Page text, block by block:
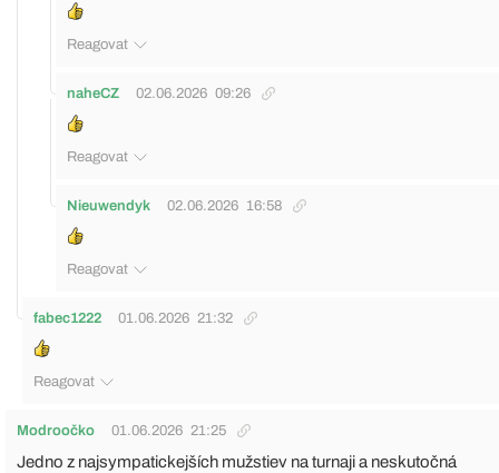
Reagovat
naheCZ 02.06.2026 09:26
Reagovat
Nieuwendyk 02.06.2026 16:58
Reagovat
fabec1222 01.06.2026 21:32
Reagovat
Modroočko 01.06.2026 21:25
Jedno z najsympatickejších mužstiev na turnaji a neskutočná